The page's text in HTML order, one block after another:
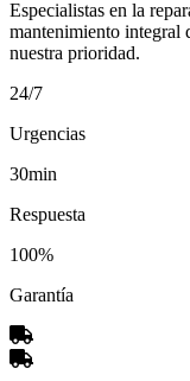
Especialistas en la
mantenimiento integral
nuestra prioridad.
24/7
Urgencias
30min
Respuesta
100%
Garantía